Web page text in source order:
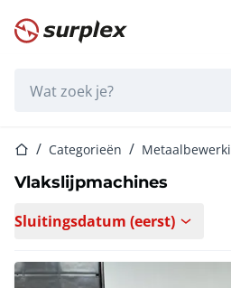
Startpagina
StartpaginaCategorieën
Vlakslijpmachines
Sluitingsdatum (eerst)